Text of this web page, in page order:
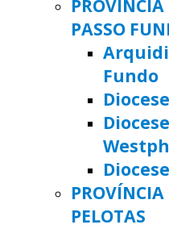
PROVÍNCIA
PASSO
Fundo
PROVÍNCIA
PELOTAS